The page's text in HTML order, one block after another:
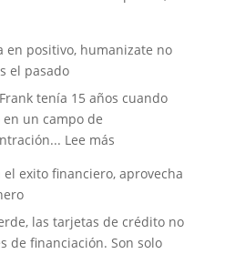
en positivo, humanizate no
el pasado
tenía 15 años cuando
un campo de
Lee más:
en
humanizate
no
el exito financiero, aprovecha
las tarjetas de crédito no
de financiación. Son solo